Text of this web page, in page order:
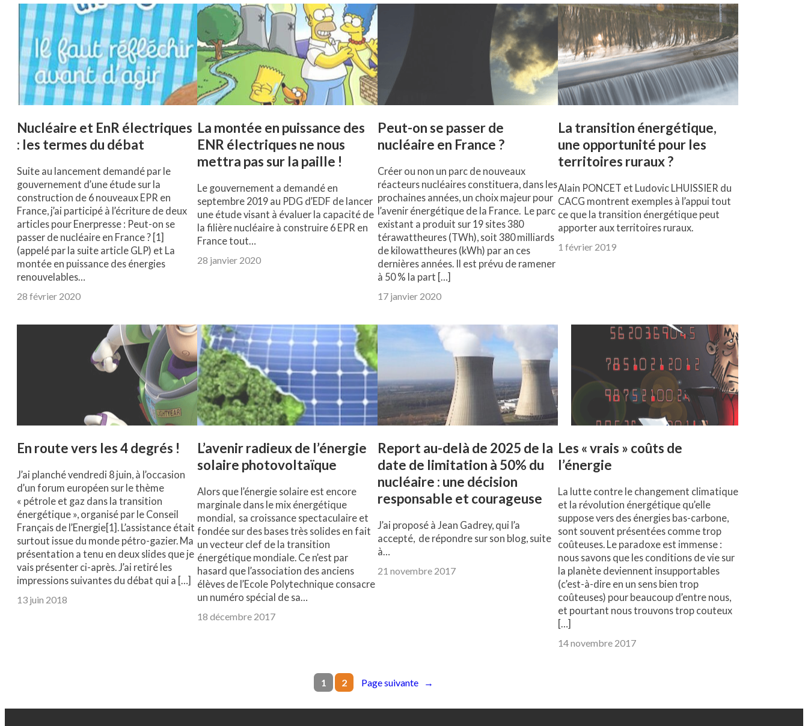
Nucléaire et EnR électriques
: les termes du débat
Suite au lancement demandé par le
gouvernement d’une étude sur la
construction de 6 nouveaux EPR en
France, j’ai participé à l’écriture de deux
articles pour Enerpresse : Peut-on se
passer de nucléaire en France ? [1]
(appelé par la suite article GLP) et La
montée en puissance des énergies
renouvelables…
28 février 2020
La montée en puissance des
ENR électriques ne nous
mettra pas sur la paille !
Le gouvernement a demandé en
septembre 2019 au PDG d’EDF de lancer
une étude visant à évaluer la capacité de
la filière nucléaire à construire 6 EPR en
France tout…
28 janvier 2020
Peut-on se passer de
nucléaire en France ?
Créer ou non un parc de nouveaux
réacteurs nucléaires constituera, dans les
prochaines années, un choix majeur pour
l’avenir énergétique de la France. Le parc
existant a produit sur 19 sites 380
térawattheures (TWh), soit 380 milliards
de kilowattheures (kWh) par an ces
dernières années. Il est prévu de ramener
à 50 % la part […]
17 janvier 2020
La transition énergétique,
une opportunité pour les
territoires ruraux ?
Alain PONCET et Ludovic LHUISSIER du
CACG montrent exemples à l’appui tout
ce que la transition énergétique peut
apporter aux territoires ruraux.
1 février 2019
En route vers les 4 degrés !
J’ai planché vendredi 8 juin, à l’occasion
d’un forum européen sur le thème
« pétrole et gaz dans la transition
énergétique », organisé par le Conseil
Français de l’Energie[1]. L’assistance était
surtout issue du monde pétro-gazier. Ma
présentation a tenu en deux slides que je
vais présenter ci-après. J’ai retiré les
impressions suivantes du débat qui a […]
13 juin 2018
L’avenir radieux de l’énergie
solaire photovoltaïque
Alors que l’énergie solaire est encore
marginale dans le mix énergétique
mondial, sa croissance spectaculaire et
fondée sur des bases très solides en fait
un vecteur clef de la transition
énergétique mondiale. Ce n’est par
hasard que l’association des anciens
élèves de l’Ecole Polytechnique consacre
un numéro spécial de sa…
18 décembre 2017
Report au-delà de 2025 de la
date de limitation à 50% du
nucléaire : une décision
responsable et courageuse
J’ai proposé à Jean Gadrey, qui l’a
accepté, de répondre sur son blog, suite
à…
21 novembre 2017
Les « vrais » coûts de
l’énergie
La lutte contre le changement climatique
et la révolution énergétique qu’elle
suppose vers des énergies bas-carbone,
sont souvent présentées comme trop
coûteuses. Le paradoxe est immense :
nous savons que les conditions de vie sur
la planète deviennent insupportables
(c’est-à-dire en un sens bien trop
coûteuses) pour beaucoup d’entre nous,
et pourtant nous trouvons trop couteux
[…]
14 novembre 2017
1 2 Page suivante →